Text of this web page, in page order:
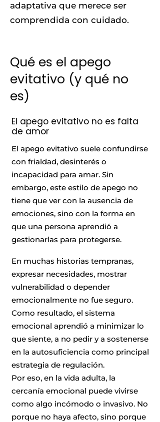
adaptativa que merece ser
comprendida con cuidado.
Qué es el apego
evitativo (y qué no
es)
El apego evitativo no es falta
de amor
El apego evitativo suele confundirse
con frialdad, desinterés o
incapacidad para amar. Sin
embargo, este estilo de apego no
tiene que ver con la ausencia de
emociones, sino con la forma en
que una persona aprendió a
gestionarlas para protegerse.
En muchas historias tempranas,
expresar necesidades, mostrar
vulnerabilidad o depender
emocionalmente no fue seguro.
Como resultado, el sistema
emocional aprendió a minimizar lo
que siente, a no pedir y a sostenerse
en la autosuficiencia como principal
estrategia de regulación.
Por eso, en la vida adulta, la
cercanía emocional puede vivirse
como algo incómodo o invasivo. No
porque no haya afecto, sino porque